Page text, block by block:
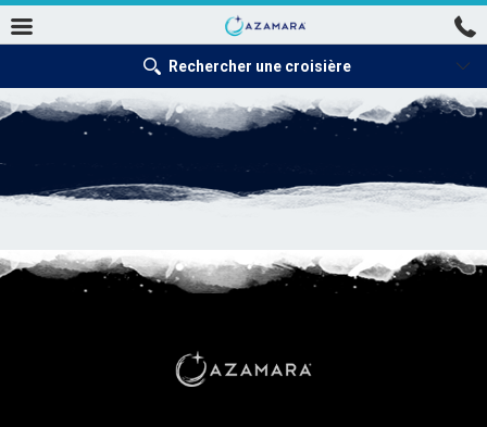
Rechercher une croisière